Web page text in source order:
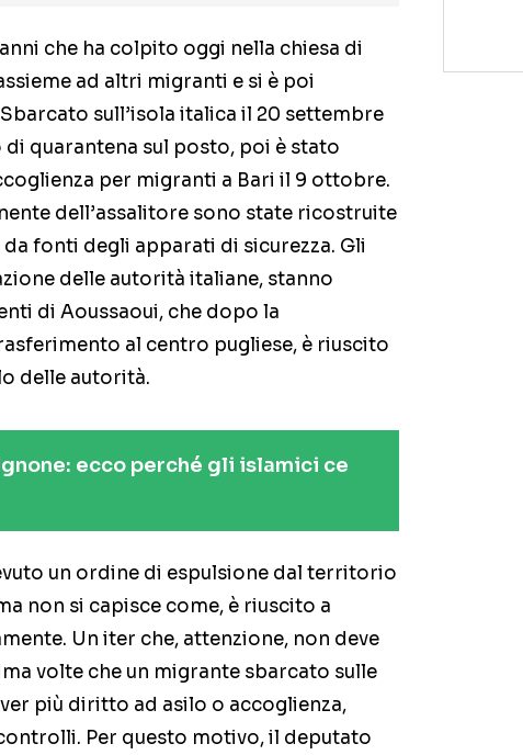
che ha colpito oggi nella chiesa di
ad altri migranti e si è poi
sull’isola italica il 20 settembre
quarantena sul posto, poi è stato
per migranti a Bari il 9 ottobre.
dell’assalitore sono state ricostruite
fonti degli apparati di sicurezza. Gli
delle autorità italiane, stanno
di Aoussaoui, che dopo la
al centro pugliese, è riuscito
delle autorità.
ecco perché gli islamici ce
un ordine di espulsione dal territorio
non si capisce come, è riuscito a
Un iter che, attenzione, non deve
volte che un migrante sbarcato sulle
più diritto ad asilo o accoglienza,
Per questo motivo, il deputato